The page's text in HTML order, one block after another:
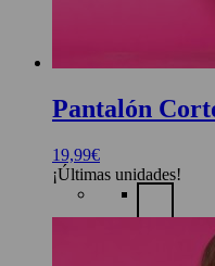
Pantalón
19,99€
¡Últimas unidades!